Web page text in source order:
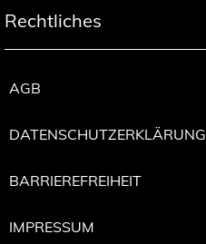
Rechtliches
AGB
DATENSCHUTZERKLÄRUNG
BARRIEREFREIHEIT
IMPRESSUM